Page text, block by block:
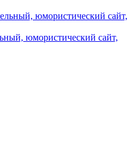
юмористический сайт,